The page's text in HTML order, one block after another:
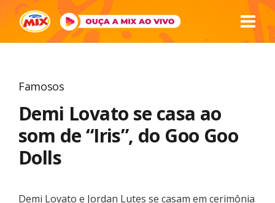
Famosos
Demi Lovato se casa ao
som de “Iris”, do Goo Goo
Dolls
Demi Lovato e Jordan Lutes se casam em cerimônia